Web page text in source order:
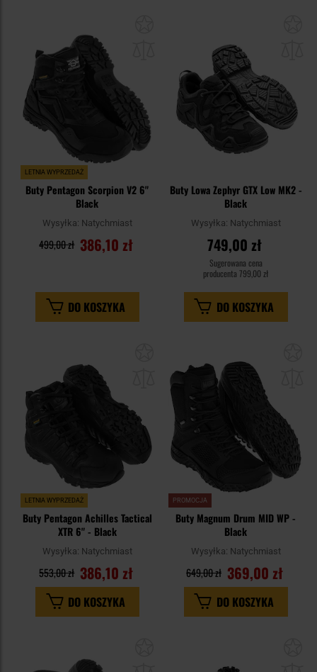
LETNIA WYPRZEDAŻ
Buty Pentagon Scorpion V2 6"
Black
Wysyłka: Natychmiast
386,10 zł
499,00 zł
DO KOSZYKA
Buty Lowa Zephyr GTX Low MK2 -
Black
Wysyłka: Natychmiast
749,00 zł
Sugerowana cena
producenta 799,00 zł
DO KOSZYKA
schowka
LETNIA WYPRZEDAŻ
Buty Pentagon Achilles Tactical
XTR 6" - Black
Wysyłka: Natychmiast
386,10 zł
553,00 zł
DO KOSZYKA
PROMOCJA
Buty Magnum Drum MID WP -
Black
Wysyłka: Natychmiast
369,00 zł
649,00 zł
DO KOSZYKA